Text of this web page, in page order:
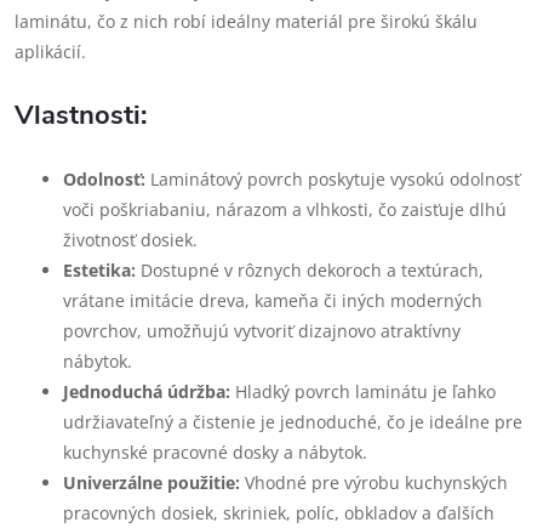
laminátu, čo z nich robí ideálny materiál pre širokú škálu
aplikácií.
Vlastnosti:
Odolnosť: Laminátový povrch poskytuje vysokú odolnosť
voči poškriabaniu, nárazom a vlhkosti, čo zaisťuje dlhú
životnosť dosiek.
Estetika: Dostupné v rôznych dekoroch a textúrach,
vrátane imitácie dreva, kameňa či iných moderných
povrchov, umožňujú vytvoriť dizajnovo atraktívny
nábytok.
Jednoduchá údržba: Hladký povrch laminátu je ľahko
udržiavateľný a čistenie je jednoduché, čo je ideálne pre
kuchynské pracovné dosky a nábytok.
Univerzálne použitie: Vhodné pre výrobu kuchynských
pracovných dosiek, skriniek, políc, obkladov a ďalších